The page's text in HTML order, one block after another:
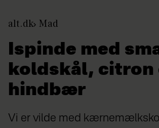
alt.dk Mad
Ispinde med
koldskål, citron
hindbær
Vi er vilde med